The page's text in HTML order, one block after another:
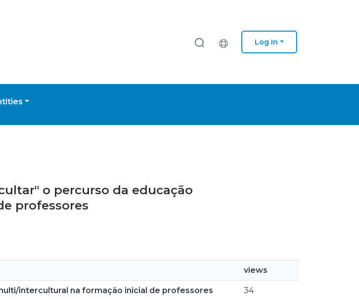
Log In
o percurso da educação
professores
views
intercultural na formação inicial de professores 34